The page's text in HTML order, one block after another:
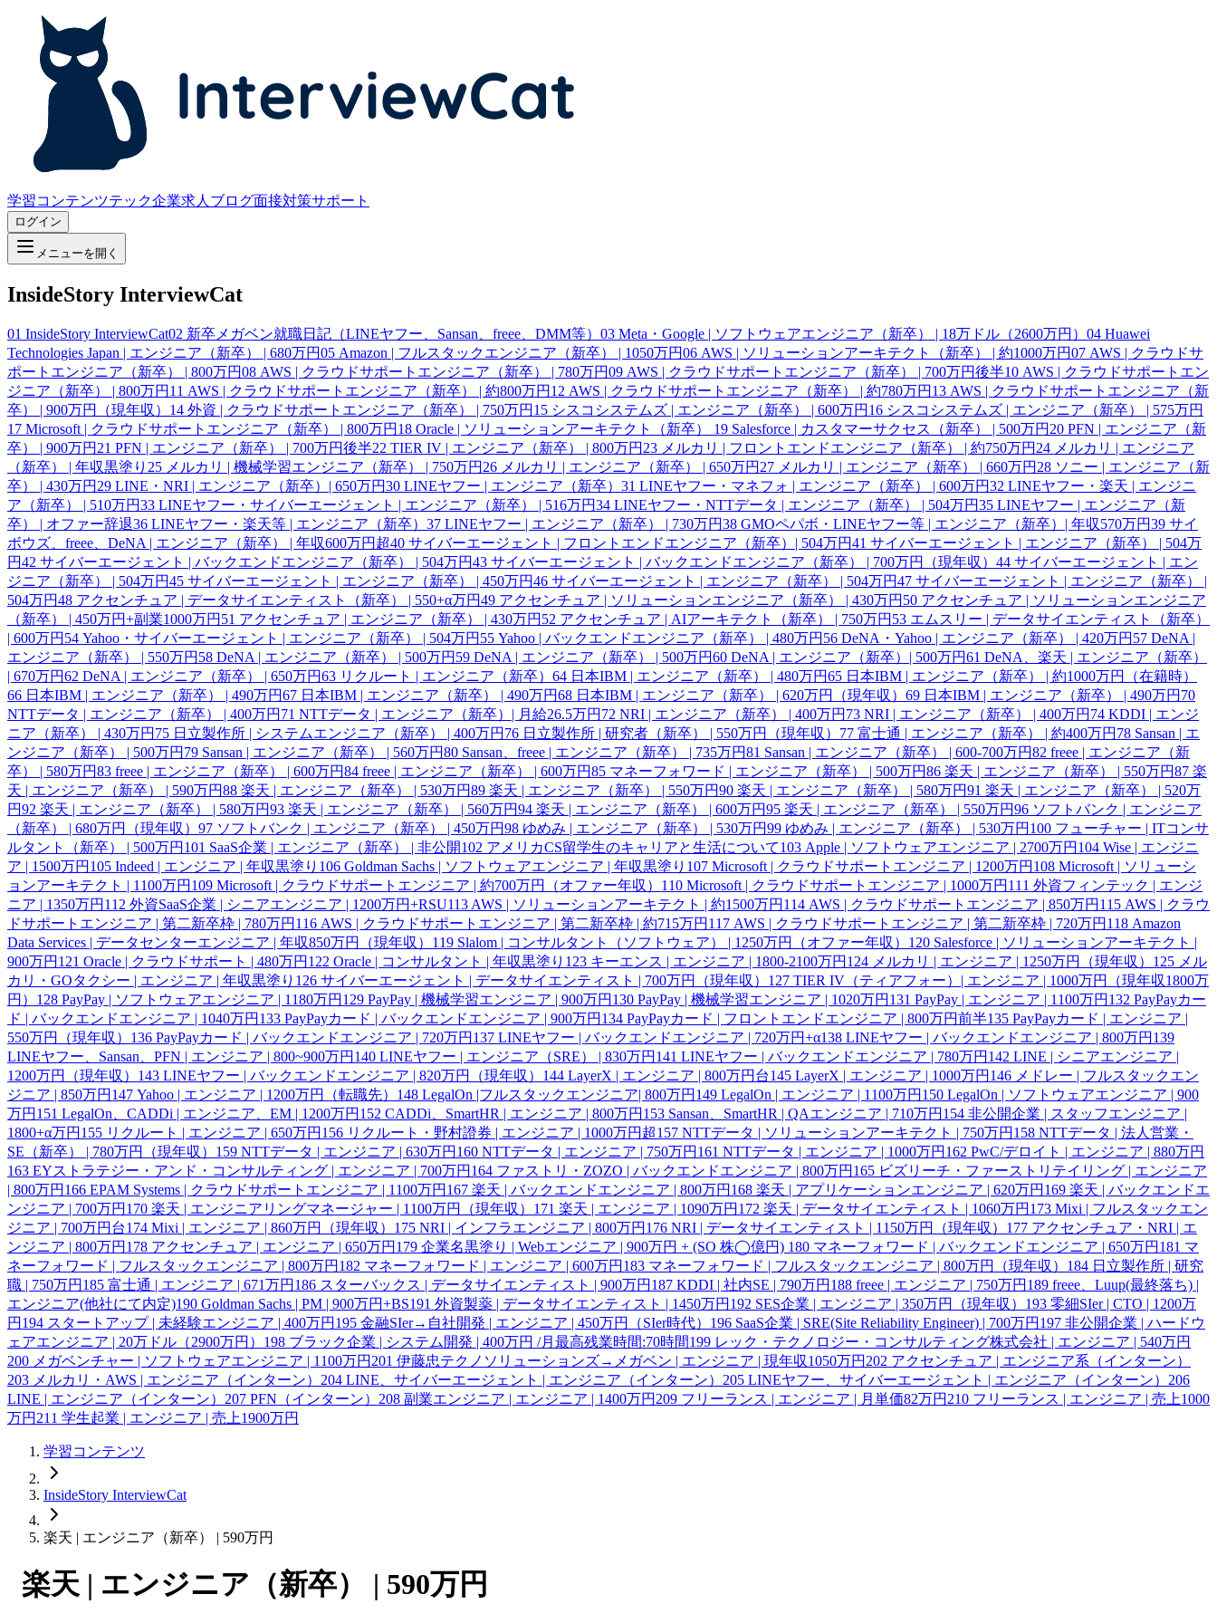
学習コンテンツテック企業求人 ブログ面接対策サポート
ログイン
メニューを開く
InsideStory InterviewCat
01 InsideStory InterviewCat02 新卒メガベン就職日記（LINEヤフー、Sansan、freee、DMM等） 03 Meta・Google | ソフトウェアエンジニア（新卒） | 18万ドル（2600万円） 04 Huawei
Technologies Japan | エンジニア（新卒） | 680万円05 Amazon | フルスタックエンジニア（新卒） | 1050万円06 AWS | ソリューションアーキテクト（新卒） | 約1000万円07 AWS | クラウドサ
ポートエンジニア（新卒） | 800万円08 AWS | クラウドサポートエンジニア（新卒） | 780万円09 AWS | クラウドサポートエンジニア（新卒） | 700万円後半10 AWS | クラウドサポートエン
ジニア（新卒） | 800万円 11 AWS | クラウドサポートエンジニア（新卒） | 約800万円 12 AWS | クラウドサポートエンジニア（新卒） | 約780万円 13 AWS | クラウドサポートエンジニア（新
卒） | 900万円（現年収） 14 外資 | クラウドサポートエンジニア（新卒） | 750万円 15 シスコシステムズ | エンジニア（新卒） | 600万円 16 シスコシステムズ | エンジニア（新卒） | 575万円
17 Microsoft | クラウドサポートエンジニア（新卒） | 800万円 18 Oracle | ソリューションアーキテクト（新卒） 19 Salesforce | カスタマーサクセス（新卒） | 500万円 20 PFN | エンジニア（新
卒） | 900万円 21 PFN | エンジニア（新卒） | 700万円後半22 TIER IV | エンジニア（新卒） | 800万円 23 メルカリ | フロントエンドエンジニア（新卒） | 約750万円 24 メルカリ | エンジニア
（新卒） | 年収黒塗り 25 メルカリ | 機械学習エンジニア（新卒） | 750万円 26 メルカリ | エンジニア（新卒） | 650万円 27 メルカリ | エンジニア（新卒） | 660万円 28 ソニー | エンジニア（新
卒） | 430万円 29 LINE・NRI | エンジニア（新卒）| 650万円30 LINEヤフー | エンジニア（新卒） 31 LINEヤフー・マネフォ | エンジニア（新卒） | 600万円32 LINEヤフー・楽天 | エンジニ
ア（新卒） | 510万円33 LINEヤフー・サイバーエージェント | エンジニア（新卒） | 516万円34 LINEヤフー・NTTデータ | エンジニア（新卒） | 504万円35 LINEヤフー | エンジニア（新
卒） | オファー辞退36 LINEヤフー・楽天等 | エンジニア（新卒） 37 LINEヤフー | エンジニア（新卒） | 730万円38 GMOペパボ・LINEヤフー等 | エンジニア（新卒）| 年収570万円39 サイ
ボウズ、freee、DeNA | エンジニア（新卒） | 年収600万円超40 サイバーエージェント | フロントエンドエンジニア（新卒）| 504万円41 サイバーエージェント | エンジニア（新卒） | 504万
円42 サイバーエージェント | バックエンドエンジニア（新卒） | 504万円43 サイバーエージェント | バックエンドエンジニア（新卒） | 700万円（現年収） 44 サイバーエージェント | エン
ジニア（新卒） | 504万円45 サイバーエージェント | エンジニア（新卒） | 450万円46 サイバーエージェント | エンジニア（新卒） | 504万円47 サイバーエージェント | エンジニア（新卒） |
504万円48 アクセンチュア | データサイエンティスト（新卒） | 550+α万円49 アクセンチュア | ソリューションエンジニア（新卒） | 430万円 50 アクセンチュア | ソリューションエンジニア
（新卒） | 450万円+副業1000万円 51 アクセンチュア | エンジニア（新卒） | 430万円 52 アクセンチュア | AIアーキテクト（新卒） | 750万円 53 エムスリー | データサイエンティスト（新卒）
| 600万円 54 Yahoo・サイバーエージェント | エンジニア（新卒） | 504万円 55 Yahoo | バックエンドエンジニア（新卒） | 480万円 56 DeNA・Yahoo | エンジニア（新卒） | 420万円 57 DeNA |
エンジニア（新卒） | 550万円 58 DeNA | エンジニア（新卒） | 500万円 59 DeNA | エンジニア（新卒） | 500万円60 DeNA | エンジニア（新卒）| 500万円61 DeNA、楽天 | エンジニア（新卒）
| 670万円62 DeNA | エンジニア（新卒） | 650万円63 リクルート | エンジニア（新卒） 64 日本IBM | エンジニア（新卒） | 480万円65 日本IBM | エンジニア（新卒） | 約1000万円（在籍時）
66 日本IBM | エンジニア（新卒） | 490万円67 日本IBM | エンジニア（新卒） | 490万円68 日本IBM | エンジニア（新卒） | 620万円（現年収） 69 日本IBM | エンジニア（新卒） | 490万円 70
NTTデータ | エンジニア（新卒） | 400万円 71 NTTデータ | エンジニア（新卒）| 月給26.5万円 72 NRI | エンジニア（新卒） | 400万円 73 NRI | エンジニア（新卒） | 400万円 74 KDDI | エンジ
ニア（新卒） | 430万円 75 日立製作所 | システムエンジニア（新卒） | 400万円 76 日立製作所 | 研究者（新卒） | 550万円（現年収） 77 富士通 | エンジニア（新卒） | 約400万円 78 Sansan | エ
ンジニア（新卒） | 500万円 79 Sansan | エンジニア（新卒） | 560万円80 Sansan、freee | エンジニア（新卒） | 735万円81 Sansan | エンジニア（新卒） | 600-700万円82 freee | エンジニア（新
卒） | 580万円83 freee | エンジニア（新卒） | 600万円84 freee | エンジニア（新卒） | 600万円85 マネーフォワード | エンジニア（新卒） | 500万円86 楽天 | エンジニア（新卒） | 550万円87 楽
天 | エンジニア（新卒） | 590万円88 楽天 | エンジニア（新卒） | 530万円89 楽天 | エンジニア（新卒） | 550万円90 楽天 | エンジニア（新卒） | 580万円91 楽天 | エンジニア（新卒） | 520万
円92 楽天 | エンジニア（新卒） | 580万円93 楽天 | エンジニア（新卒） | 560万円94 楽天 | エンジニア（新卒） | 600万円95 楽天 | エンジニア（新卒） | 550万円96 ソフトバンク | エンジニア
（新卒） | 680万円（現年収） 97 ソフトバンク | エンジニア（新卒） | 450万円98 ゆめみ | エンジニア（新卒） | 530万円99 ゆめみ | エンジニア（新卒） | 530万円 100 フューチャー | ITコンサ
ルタント（新卒） | 500万円 101 SaaS企業 | エンジニア（新卒） | 非公開102 アメリカCS留学生のキャリアと生活について103 Apple | ソフトウェアエンジニア | 2700万円 104 Wise | エンジニ
ア | 1500万円 105 Indeed | エンジニア | 年収黒塗り 106 Goldman Sachs | ソフトウェアエンジニア | 年収黒塗り 107 Microsoft | クラウドサポートエンジニア | 1200万円 108 Microsoft | ソリューシ
ョンアーキテクト | 1100万円 109 Microsoft | クラウドサポートエンジニア | 約700万円（オファー年収） 110 Microsoft | クラウドサポートエンジニア | 1000万円 111 外資フィンテック | エンジ
ニア | 1350万円 112 外資SaaS企業 | シニアエンジニア | 1200万円+RSU113 AWS | ソリューションアーキテクト | 約1500万円 114 AWS | クラウドサポートエンジニア | 850万円 115 AWS | クラウ
ドサポートエンジニア | 第二新卒枠 | 780万円 116 AWS | クラウドサポートエンジニア | 第二新卒枠 | 約715万円 117 AWS | クラウドサポートエンジニア | 第二新卒枠 | 720万円 118 Amazon
Data Services | データセンターエンジニア | 年収850万円（現年収） 119 Slalom | コンサルタント（ソフトウェア） | 1250万円（オファー年収） 120 Salesforce | ソリューションアーキテクト |
900万円 121 Oracle | クラウドサポート | 480万円 122 Oracle | コンサルタント | 年収黒塗り 123 キーエンス | エンジニア | 1800-2100万円 124 メルカリ | エンジニア | 1250万円（現年収） 125 メル
カリ・GOタクシー | エンジニア | 年収黒塗り 126 サイバーエージェント | データサイエンティスト | 700万円（現年収） 127 TIER IV（ティアフォー）| エンジニア | 1000万円（現年収1800万
円） 128 PayPay | ソフトウェアエンジニア | 1180万円 129 PayPay | 機械学習エンジニア | 900万円 130 PayPay | 機械学習エンジニア | 1020万円 131 PayPay | エンジニア | 1100万円 132 PayPayカー
ド | バックエンドエンジニア | 1040万円 133 PayPayカード | バックエンドエンジニア | 900万円 134 PayPayカード | フロントエンドエンジニア | 800万円前半135 PayPayカード | エンジニア |
550万円（現年収） 136 PayPayカード | バックエンドエンジニア | 720万円 137 LINEヤフー | バックエンドエンジニア | 720万円+α138 LINEヤフー | バックエンドエンジニア | 800万円 139
LINEヤフー、Sansan、PFN | エンジニア | 800~900万円 140 LINEヤフー | エンジニア（SRE） | 830万円 141 LINEヤフー | バックエンドエンジニア | 780万円 142 LINE | シニアエンジニア |
1200万円（現年収） 143 LINEヤフー | バックエンドエンジニア | 820万円（現年収） 144 LayerX | エンジニア | 800万円台145 LayerX | エンジニア | 1000万円 146 メドレー | フルスタックエン
ジニア | 850万円 147 Yahoo | エンジニア | 1200万円（転職先） 148 LegalOn |フルスタックエンジニア| 800万円 149 LegalOn | エンジニア | 1100万円 150 LegalOn | ソフトウェアエンジニア | 900
万円 151 LegalOn、CADDi | エンジニア、EM | 1200万円 152 CADDi、SmartHR | エンジニア | 800万円 153 Sansan、SmartHR | QAエンジニア | 710万円 154 非公開企業 | スタッフエンジニア |
1800+α万円 155 リクルート | エンジニア | 650万円 156 リクルート・野村證券 | エンジニア | 1000万円超157 NTTデータ | ソリューションアーキテクト | 750万円 158 NTTデータ | 法人営業・
SE（新卒） | 780万円（現年収） 159 NTTデータ | エンジニア | 630万円 160 NTTデータ | エンジニア | 750万円 161 NTTデータ | エンジニア | 1000万円 162 PwC/デロイト | エンジニア | 880万円
163 EYストラテジー・アンド・コンサルティング | エンジニア | 700万円 164 ファストリ・ZOZO | バックエンドエンジニア | 800万円 165 ビズリーチ・ファーストリテイリング | エンジニア
| 800万円 166 EPAM Systems | クラウドサポートエンジニア | 1100万円 167 楽天 | バックエンドエンジニア | 800万円 168 楽天 | アプリケーションエンジニア | 620万円 169 楽天 | バックエンドエ
ンジニア | 700万円 170 楽天 | エンジニアリングマネージャー | 1100万円（現年収） 171 楽天 | エンジニア | 1090万円 172 楽天 | データサイエンティスト | 1060万円 173 Mixi | フルスタックエン
ジニア | 700万円台174 Mixi | エンジニア | 860万円（現年収） 175 NRI | インフラエンジニア | 800万円 176 NRI | データサイエンティスト | 1150万円（現年収） 177 アクセンチュア・NRI | エ
ンジニア | 800万円 178 アクセンチュア | エンジニア | 650万円 179 企業名黒塗り | Webエンジニア | 900万円 + (SO 株◯億円) 180 マネーフォワード | バックエンドエンジニア | 650万円 181 マ
ネーフォワード | フルスタックエンジニア | 800万円 182 マネーフォワード | エンジニア | 600万円 183 マネーフォワード | フルスタックエンジニア | 800万円（現年収） 184 日立製作所 | 研究
職 | 750万円 185 富士通 | エンジニア | 671万円 186 スターバックス | データサイエンティスト | 900万円 187 KDDI | 社内SE | 790万円 188 freee | エンジニア | 750万円 189 freee、Luup(最終落ち) |
エンジニア(他社にて内定)190 Goldman Sachs | PM | 900万円+BS191 外資製薬 | データサイエンティスト | 1450万円 192 SES企業 | エンジニア | 350万円（現年収） 193 零細SIer | CTO | 1200万
円 194 スタートアップ | 未経験エンジニア | 400万円 195 金融SIer→自社開発 | エンジニア | 450万円（SIer時代） 196 SaaS企業 | SRE(Site Reliability Engineer) | 700万円 197 非公開企業 | ハードウ
ェアエンジニア | 20万ドル（2900万円） 198 ブラック企業 | システム開発 | 400万円 /月最高残業時間:70時間199 レック・テクノロジー・コンサルティング株式会社 | エンジニア | 540万円
200 メガベンチャー | ソフトウェアエンジニア | 1100万円 201 伊藤忠テクノソリューションズ→メガベン | エンジニア | 現年収1050万円 202 アクセンチュア | エンジニア系（インターン）
203 メルカリ・AWS | エンジニア（インターン） 204 LINE、サイバーエージェント | エンジニア（インターン） 205 LINEヤフー、サイバーエージェント | エンジニア（インターン） 206
LINE | エンジニア（インターン） 207 PFN（インターン） 208 副業エンジニア | エンジニア | 1400万円 209 フリーランス | エンジニア | 月単価82万円 210 フリーランス | エンジニア | 売上1000
万円 211 学生起業 | エンジニア | 売上1900万円
学習コンテンツ
InsideStory InterviewCat
楽天 | エンジニア（新卒） | 590万円
楽天 | エンジニア（新卒） | 590万円